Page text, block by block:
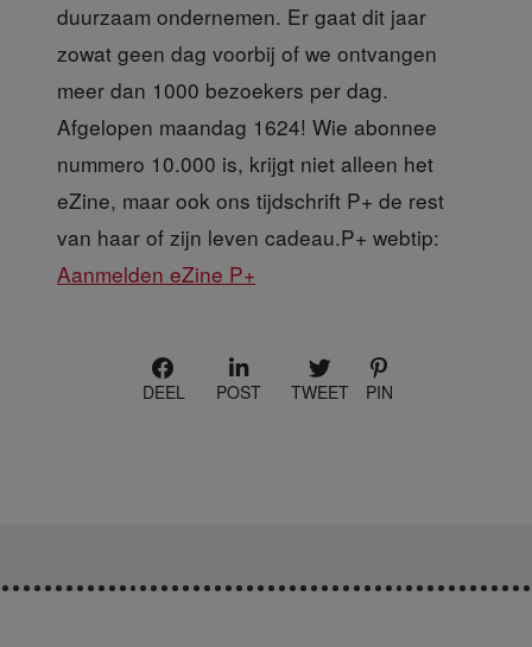
duurzaam ondernemen. Er gaat dit jaar
zowat geen dag voorbij of we ontvangen
meer dan 1000 bezoekers per dag.
Afgelopen maandag 1624! Wie abonnee
nummero 10.000 is, krijgt niet alleen het
eZine, maar ook ons tijdschrift P+ de rest
van haar of zijn leven cadeau.P+ webtip:
Aanmelden eZine P+
DEEL POST TWEET PIN